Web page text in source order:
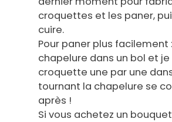
croquettes et les paner,
cuire.
Pour paner plus facilement
chapelure dans un bol et
croquette une par une
tournant la chapelure se
après !
Si vous achetez un